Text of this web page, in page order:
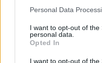
Please note that this
not limited to your visit or
grant or deny consent to
use your data for below
consent section.
Personal Data
I want to opt-out of the
personal data.
Opted In
I want to opt-out of the
Für Anikó
Bíró Kriszta
Kerekes Viktória